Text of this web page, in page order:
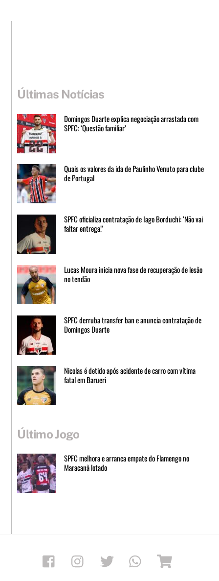
Últimas Notícias
Domingos Duarte explica negociação arrastada com
SPFC: ‘Questão familiar’
Quais os valores da ida de Paulinho Venuto para clube
de Portugal
SPFC oficializa contratação de Iago Borduchi: ‘Não vai
faltar entrega!’
Lucas Moura inicia nova fase de recuperação de lesão
no tendão
SPFC derruba transfer ban e anuncia contratação de
Domingos Duarte
Nicolas é detido após acidente de carro com vítima
fatal em Barueri
Último Jogo
SPFC melhora e arranca empate do Flamengo no
Maracanã lotado
Facebook Instagram Twitter Whatsapp